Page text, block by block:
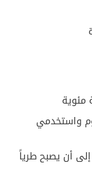
واستخدمي
أن يصبح طرياً